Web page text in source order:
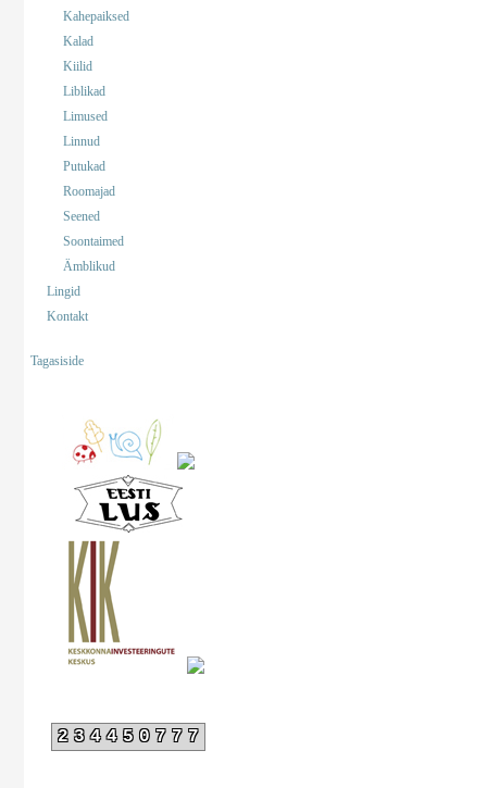
Kahepaiksed
Kalad
Kiilid
Liblikad
Limused
Linnud
Putukad
Roomajad
Seened
Soontaimed
Ämblikud
Lingid
Kontakt
Tagasiside
234450777